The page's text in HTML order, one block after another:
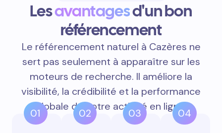
Lesavantagesd'un bon
référencement
Le référencement naturel à Cazères ne
sert pas seulement à apparaître sur les
moteurs de recherche. Il améliore la
visibilité, la crédibilité et la performance
globale de votre activité en ligne.
01 02 03 04